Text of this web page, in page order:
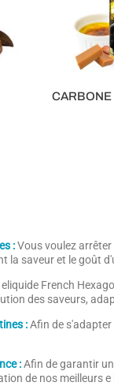
CARBONE
:Vous voulez
la saveur et le goût
eliquide French
des saveurs,
:Afin de
:Afin de garantir
de nos meilleurs